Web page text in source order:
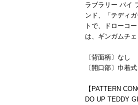
ラブラリー バイ
ンド、「テディ
トで、ドローコ
は、ギンガムチ
〔背面柄〕なし
〔開口部〕巾着式
【PATTERN
DO UP TEDDY